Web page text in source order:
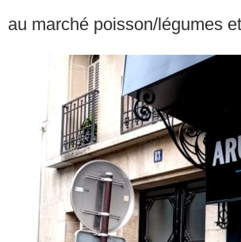
au marché poisson/légumes